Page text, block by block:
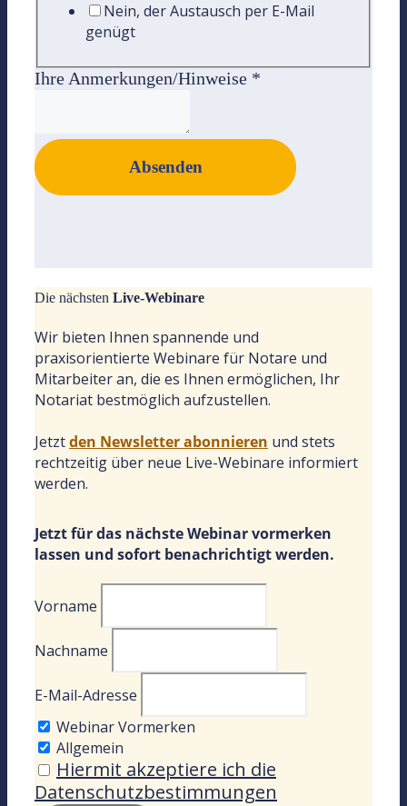
Nein, der Austausch per E-Mail
genügt
Ihre Anmerkungen/Hinweise *
Absenden
Die nächsten Live-Webinare
Wir bieten Ihnen spannende und
praxisorientierte Webinare für Notare und
Mitarbeiter an, die es Ihnen ermöglichen, Ihr
Notariat bestmöglich aufzustellen.
Jetztden Newsletter abonnieren und stets
rechtzeitig über neue Live-Webinare informiert
werden.
Jetzt für das nächste Webinar vormerken
lassen und sofort benachrichtigt werden.
Vorname
Nachname
E-Mail-Adresse
Webinar Vormerken
Allgemein
Hiermit akzeptiere ich die
Datenschutzbestimmungen